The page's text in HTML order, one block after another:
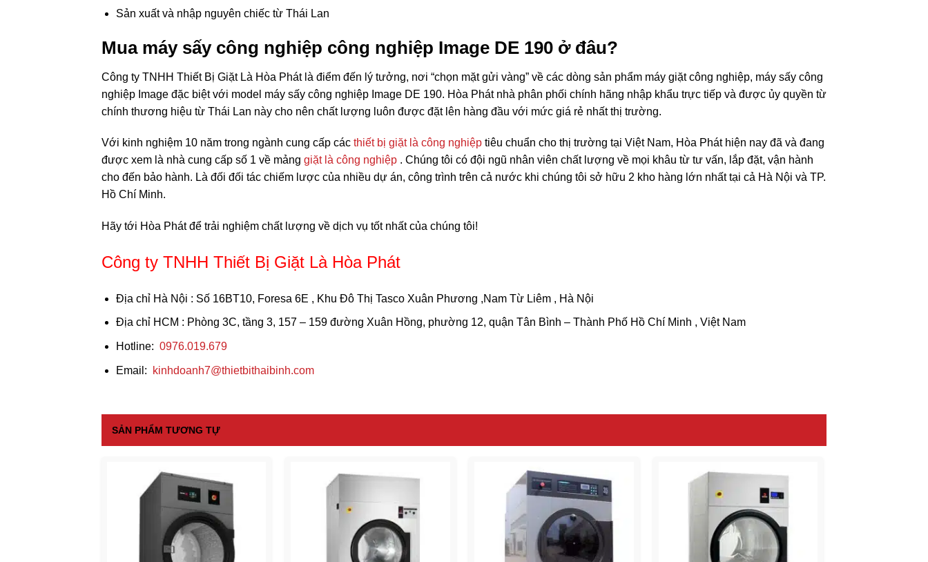
Sản xuất và nhập nguyên chiếc từ Thái Lan
Mua máy sấy công nghiệp công nghiệp Image DE 190 ở đâu?
Công ty TNHH Thiết Bị Giặt Là Hòa Phát là điểm đến lý tưởng, nơi “chọn mặt gửi vàng” về các dòng sản phẩm máy giặt công nghiệp, máy sấy công
nghiệp Image đặc biệt với model máy sấy công nghiệp Image DE 190. Hòa Phát nhà phân phối chính hãng nhập khẩu trực tiếp và được ủy quyền từ
chính thương hiệu từ Thái Lan này cho nên chất lượng luôn được đặt lên hàng đầu với mức giá rẻ nhất thị trường.
Với kinh nghiệm 10 năm trong ngành cung cấp các thiết bị giặt là công nghiệp tiêu chuẩn cho thị trường tại Việt Nam, Hòa Phát hiện nay đã và đang
được xem là nhà cung cấp số 1 về mảng giặt là công nghiệp . Chúng tôi có đội ngũ nhân viên chất lượng về mọi khâu từ tư vấn, lắp đặt, vận hành
cho đến bảo hành. Là đối đối tác chiếm lược của nhiều dự án, công trình trên cả nước khi chúng tôi sở hữu 2 kho hàng lớn nhất tại cả Hà Nội và TP.
Hồ Chí Minh.
Hãy tới Hòa Phát để trải nghiệm chất lượng về dịch vụ tốt nhất của chúng tôi!
Công ty TNHH Thiết Bị Giặt Là Hòa Phát
Địa chỉ Hà Nội : Số 16BT10, Foresa 6E , Khu Đô Thị Tasco Xuân Phương ,Nam Từ Liêm , Hà Nội
Địa chỉ HCM : Phòng 3C, tầng 3, 157 – 159 đường Xuân Hồng, phường 12, quận Tân Bình – Thành Phố Hồ Chí Minh , Việt Nam
Hotline: 0976.019.679
Email: kinhdoanh7@thietbithaibinh.com
SẢN PHẨM TƯƠNG TỰ